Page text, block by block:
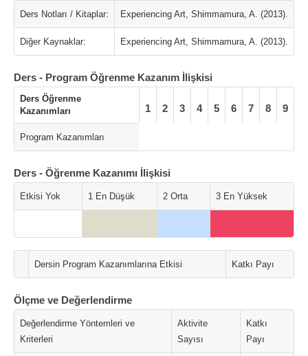
Ders Notları / Kitaplar: Experiencing Art, Shimmamura, A. (2013).
Diğer Kaynaklar: Experiencing Art, Shimmamura, A. (2013).
Ders - Program Öğrenme Kazanım İlişkisi
Ders Öğrenme
Kazanımları
1 2 3 4 5 6 7 8 9
Program Kazanımları
Ders - Öğrenme Kazanımı İlişkisi
Etkisi Yok 1 En Düşük 2 Orta 3 En Yüksek
Dersin Program Kazanımlarına Etkisi Katkı Payı
Ölçme ve Değerlendirme
Değerlendirme Yöntemleri ve
Kriterleri
Aktivite
Sayısı
Katkı
Payı